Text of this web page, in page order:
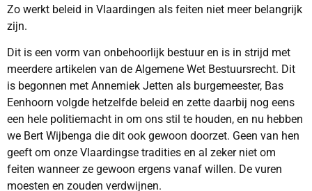
Zo werkt beleid in Vlaardingen als feiten niet meer belangrijk
zijn.
Dit is een vorm van onbehoorlijk bestuur en is in strijd met
meerdere artikelen van de Algemene Wet Bestuursrecht. Dit
is begonnen met Annemiek Jetten als burgemeester, Bas
Eenhoorn volgde hetzelfde beleid en zette daarbij nog eens
een hele politiemacht in om ons stil te houden, en nu hebben
we Bert Wijbenga die dit ook gewoon doorzet. Geen van hen
geeft om onze Vlaardingse tradities en al zeker niet om
feiten wanneer ze gewoon ergens vanaf willen. De vuren
moesten en zouden verdwijnen.